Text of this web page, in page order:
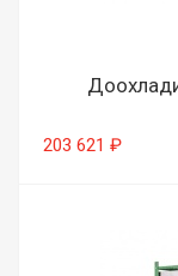
203 621 ₽